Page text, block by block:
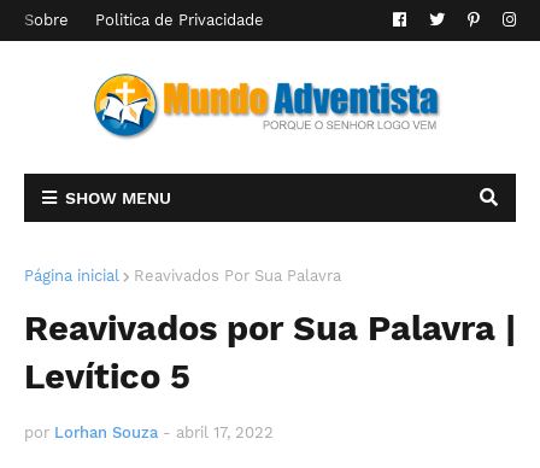
Sobre Politica de Privacidade
SHOW MENU
Página inicial Reavivados Por Sua Palavra
Reavivados por Sua Palavra |
Levítico 5
por Lorhan Souza - abril 17, 2022